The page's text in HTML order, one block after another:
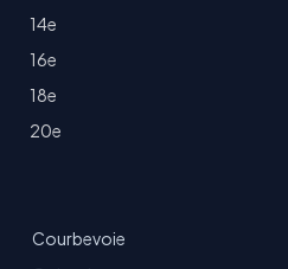
14e
16e
18e
20e
Courbevoie